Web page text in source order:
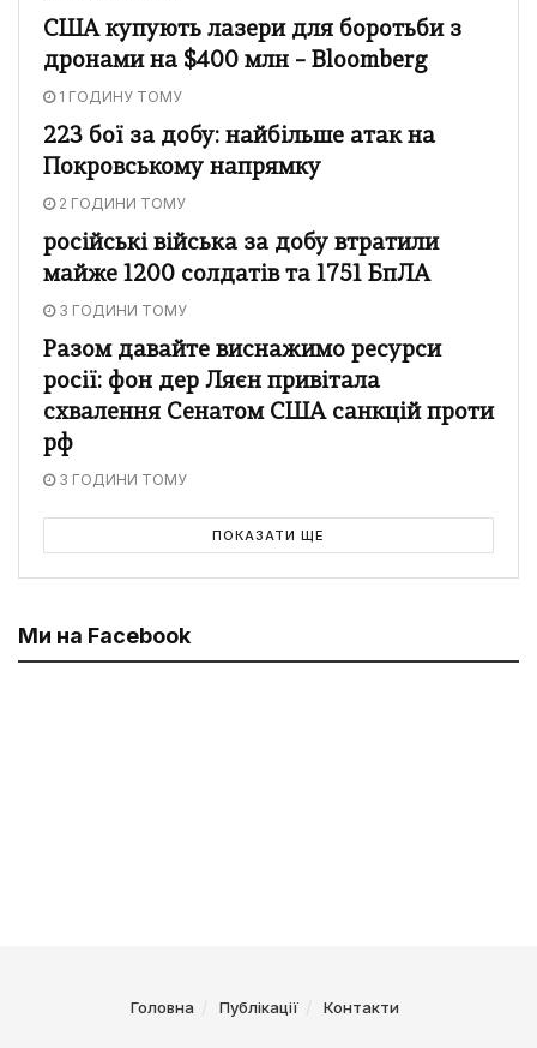
США купують лазери для боротьби з
дронами на $400 млн – Bloomberg
1 ГОДИНУ ТОМУ
223 бої за добу: найбільше атак на
Покровському напрямку
2 ГОДИНИ ТОМУ
російські війська за добу втратили
майже 1200 солдатів та 1751 БпЛА
3 ГОДИНИ ТОМУ
Разом давайте виснажимо ресурси
росії: фон дер Ляєн привітала
схвалення Сенатом США санкцій проти
рф
3 ГОДИНИ ТОМУ
ПОКАЗАТИ ЩЕ
Ми на Facebook
Головна Публікації Контакти